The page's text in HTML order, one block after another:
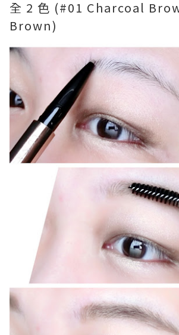
全 2 色 (#01 Charcoal
Brown)